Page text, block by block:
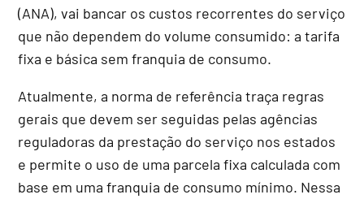
(ANA), vai bancar os custos recorrentes do serviço
que não dependem do volume consumido: a tarifa
fixa e básica sem franquia de consumo.
Atualmente, a norma de referência traça regras
gerais que devem ser seguidas pelas agências
reguladoras da prestação do serviço nos estados
e permite o uso de uma parcela fixa calculada com
base em uma franquia de consumo mínimo. Nessa